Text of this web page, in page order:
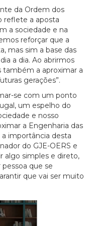
da Ordem dos
reflete a aposta
a sociedade e na
reforçar que a
mas sim a base das
a dia. Ao abrirmos
também a aproximar a
gerações”.
se com um ponto
um espelho do
e nosso
a Engenharia das
importância desta
do GJE-OERS e
algo simples e direto,
que se
que vai ser muito